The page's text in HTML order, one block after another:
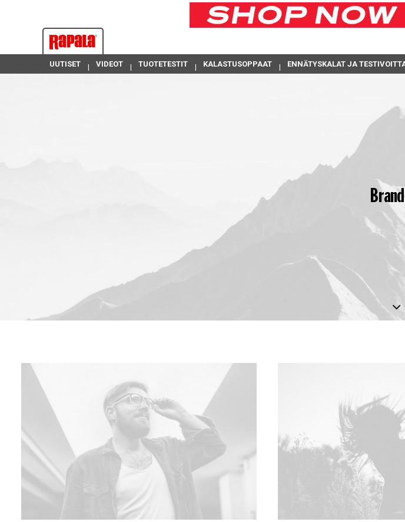
UUTISET VIDEOT TUOTETESTIT KALASTUSOPPAAT ENNÄTYSKALAT JA